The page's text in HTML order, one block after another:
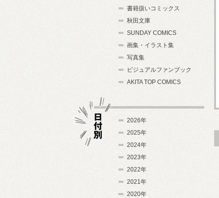
書籍扱いコミックス
秋田文庫
SUNDAY COMICS
画集・イラスト集
写真集
ビジュアルファンブック
AKITA TOP COMICS
2026年
2025年
2024年
2023年
2022年
2021年
2020年